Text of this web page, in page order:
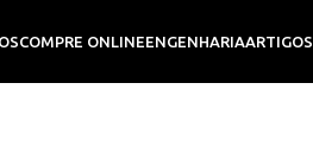
COMPRE ONLINEENGENHARIAARTIGOS